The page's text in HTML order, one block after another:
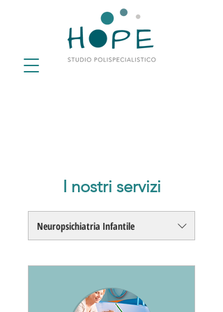
I nostri servizi
Neuropsichiatria Infantile